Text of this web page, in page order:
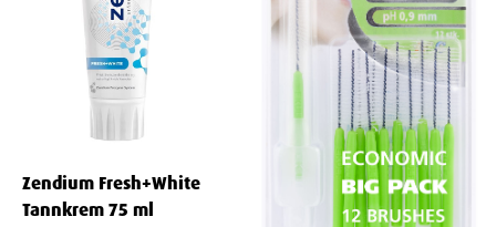
Zendium Fresh+White
Tannkrem 75 ml